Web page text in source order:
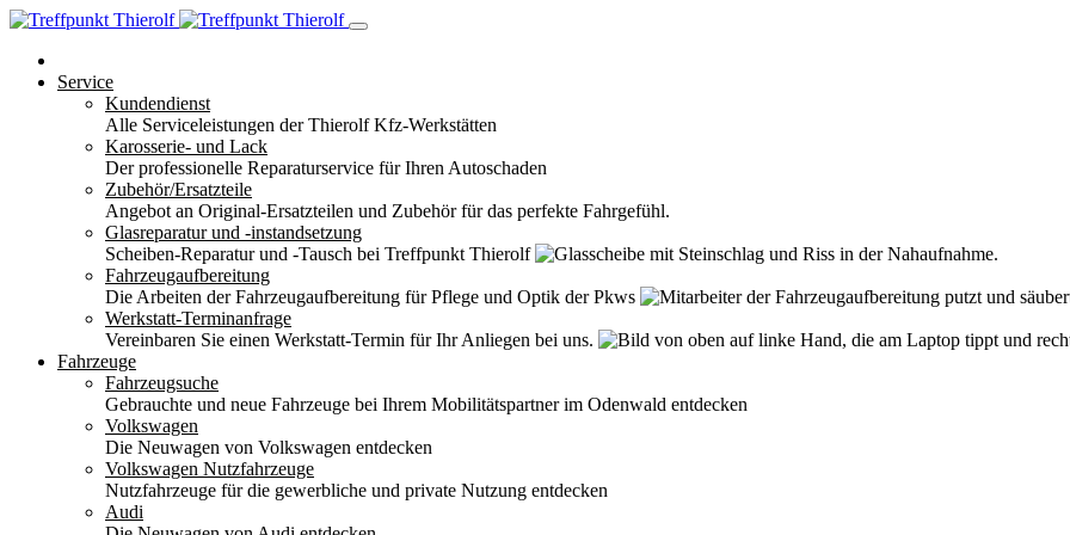
Service
Kundendienst
Alle Serviceleistungen der Thierolf Kfz-Werkstätten
Karosserie- und Lack
Der professionelle Reparaturservice für Ihren Autoschaden
Zubehör/Ersatzteile
Angebot an Original-Ersatzteilen und Zubehör für das perfekte Fahrgefühl.
Glasreparatur und -instandsetzung
Scheiben-Reparatur und -Tausch bei Treffpunkt Thierolf
Fahrzeugaufbereitung
Die Arbeiten der Fahrzeugaufbereitung für Pflege und Optik der Pkws
Werkstatt-Terminanfrage
Vereinbaren Sie einen Werkstatt-Termin für Ihr Anliegen bei uns.
Fahrzeuge
Fahrzeugsuche
Gebrauchte und neue Fahrzeuge bei Ihrem Mobilitätspartner im Odenwald entdecken
Volkswagen
Die Neuwagen von Volkswagen entdecken
Volkswagen Nutzfahrzeuge
Nutzfahrzeuge für die gewerbliche und private Nutzung entdecken
Audi